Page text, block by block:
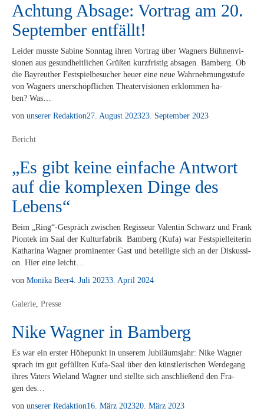
Achtung Absage: Vortrag am 20.
September entfällt!
Lei­der muss­te Sa­bi­ne Sonn­tag ih­ren Vor­trag über Wag­ners Büh­nen­vi­
sio­nen aus ge­sund­heit­li­chen Grü­ßen kurz­fris­tig ab­sa­gen. Bam­berg. Ob
die Bay­reu­ther Fest­spiel­be­su­cher heu­er eine neue Wahr­neh­mungs­stu­fe
von Wag­ners un­er­schöpf­li­chen Thea­ter­vi­sio­nen er­klom­men ha­
ben? Was…
von unserer Redaktion27. August 202323. September 2023
Bericht
„Es gibt keine einfache Antwort
auf die komplexen Dinge des
Lebens“
Beim „Ring“-Gespräch zwi­schen Re­gis­seur Va­len­tin Schwarz und Frank
Piontek im Saal der Kul­tur­fa­brik Bam­berg (Kufa) war Fest­spiel­lei­te­rin
Ka­tha­ri­na Wag­ner pro­mi­nen­ter Gast und be­tei­lig­te sich an der Dis­kus­si­
on. Hier eine leicht…
von Monika Beer4. Juli 20233. April 2024
Galerie, Presse
Nike Wagner in Bamberg
Es war ein ers­ter Hö­he­punkt in un­se­rem Ju­bi­lä­ums­jahr: Nike Wag­ner
sprach im gut ge­füll­ten Kufa-Saal über den künst­le­ri­schen Wer­de­gang
ih­res Va­ters Wie­land Wag­ner und stell­te sich an­schlie­ßend den Fra­
gen des…
von unserer Redaktion16. März 202320. März 2023